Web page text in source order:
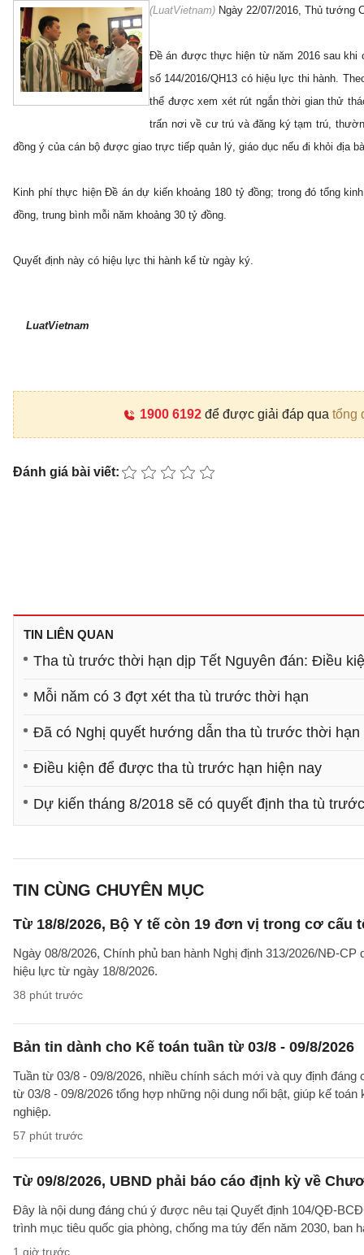
(LuatVietnam) Ngày 22/07/2016, Thủ tướng
Đề án được thực hiện từ năm 2016 sau khi
số 144/2016/QH13 có hiệu lực thi hành.
thể được xem xét rút ngắn thời gian thử
trấn nơi về cư trú và đăng ký tạm trú,
đồng ý của cán bộ được giao trực tiếp quản lý, giáo dục nếu đi khỏi địa
Kinh phí thực hiện Đề án dự kiến khoảng 180 tỷ đồng; trong đó tổng
đồng, trung bình mỗi năm khoảng 30 tỷ đồng.
Quyết định này có hiệu lực thi hành kể từ ngày ký.
LuatVietnam
1900 6192để được giải đáp qua tổng
Đánh giá bài viết:
TIN LIÊN QUAN
Tha tù trước thời hạn dịp Tết Nguyên đán: Điều
Mỗi năm có 3 đợt xét tha tù trước thời hạn
Đã có Nghị quyết hướng dẫn tha tù trước thời hạn
Điều kiện để được tha tù trước hạn hiện nay
Dự kiến tháng 8/2018 sẽ có quyết định tha tù
TIN CÙNG CHUYÊN MỤC
Từ 18/8/2026, Bộ Y tế còn 19 đơn vị trong cơ cấu
Ngày 08/8/2026, Chính phủ ban hành Nghị định 313/2026/NĐ-
hiệu lực từ ngày 18/8/2026.
38 phút trước
Bản tin dành cho Kế toán tuần từ 03/8 - 09/8/2026
Tuần từ 03/8 - 09/8/2026, nhiều chính sách mới và quy định
từ 03/8 - 09/8/2026 tổng hợp những nội dung nổi bật, giúp kế
nghiệp.
57 phút trước
Từ 09/8/2026, UBND phải báo cáo định kỳ về
Đây là nội dung đáng chú ý được nêu tại Quyết định 104/QĐ-
trình mục tiêu quốc gia phòng, chống ma túy đến năm 2030, ban
1 giờ trước